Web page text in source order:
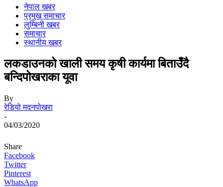
नेपाल खबर
प्रमुख समाचार
लुम्बिनी खबर
समाचार
स्थानीय खबर
लकडाउनको खाली समय कृषी कार्यमा बिताउँदै
बन्दिपोखराका यूवा
By
रेडियो मदनपोखरा
-
04/03/2020
Share
Facebook
Twitter
Pinterest
WhatsApp